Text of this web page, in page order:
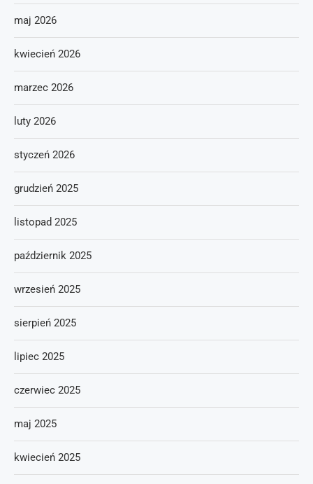
maj 2026
kwiecień 2026
marzec 2026
luty 2026
styczeń 2026
grudzień 2025
listopad 2025
październik 2025
wrzesień 2025
sierpień 2025
lipiec 2025
czerwiec 2025
maj 2025
kwiecień 2025